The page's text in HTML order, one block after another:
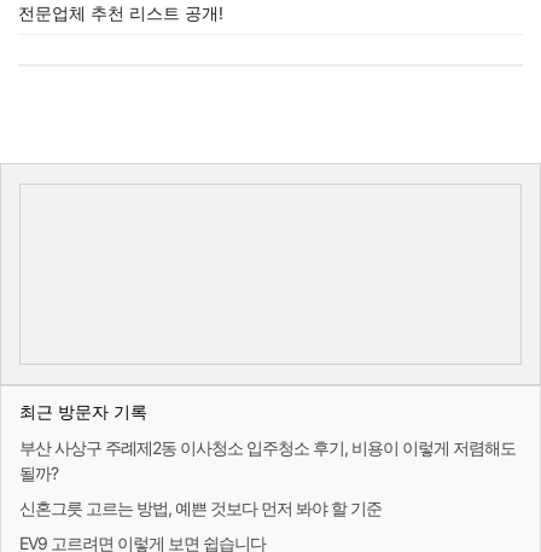
전문업체 추천 리스트 공개!
최근 방문자 기록
부산 사상구 주례제2동 이사청소 입주청소 후기, 비용이 이렇게 저렴해도
될까?
신혼그릇 고르는 방법, 예쁜 것보다 먼저 봐야 할 기준
EV9 고르려면 이렇게 보면 쉽습니다